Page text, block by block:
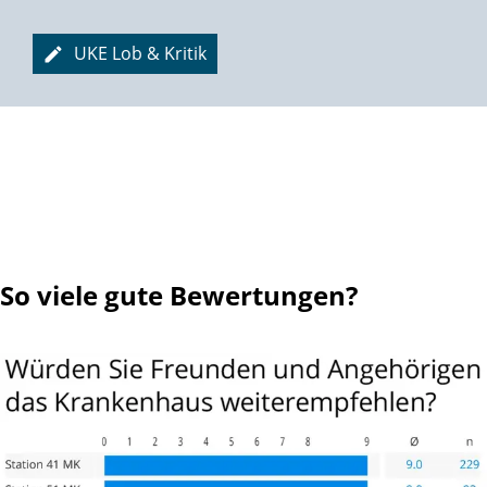
Die Batterie jedoch ist längst nicht leer!
Hüpfball, Theraband, diverse Geräte
Staunt man, wie sich viele Männer entpuppen
Als Prostataoperierte: man kann es kaum glauben,
Sie sind oft resigniert wegen etlicher Naupen,
Sei es ein schmerzhafter Drang, die durchnässte Hose,
Manchmal aus Not auch in größerer Dose.
UKE Lob & Kritik
So viele gute Bewertungen?